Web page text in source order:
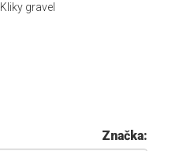
Kliky gravel
Značka: